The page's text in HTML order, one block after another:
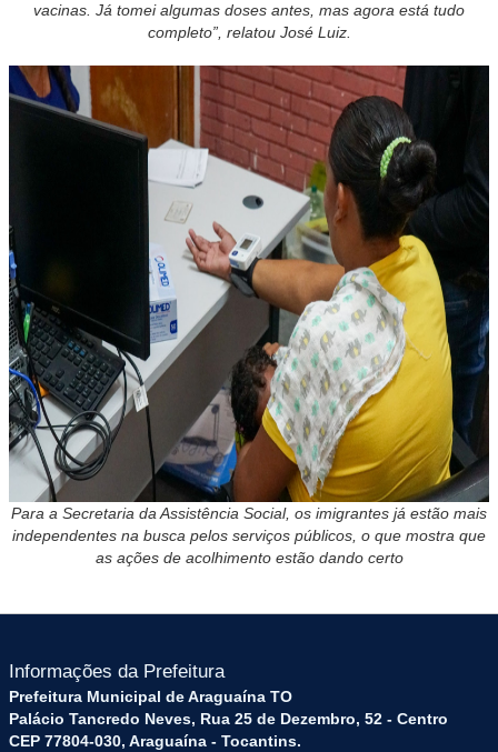
vacinas. Já tomei algumas doses antes, mas agora está tudo
completo”, relatou José Luiz.
Para a Secretaria da Assistência Social, os imigrantes já estão mais
independentes na busca pelos serviços públicos, o que mostra que
as ações de acolhimento estão dando certo
Informações da Prefeitura
Prefeitura Municipal de Araguaína TO
Palácio Tancredo Neves, Rua 25 de Dezembro, 52 - Centro
CEP 77804-030, Araguaína - Tocantins.